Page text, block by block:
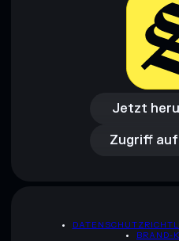
Jetzt
Jetzt
Zugriff
Zugriff
BRAND-